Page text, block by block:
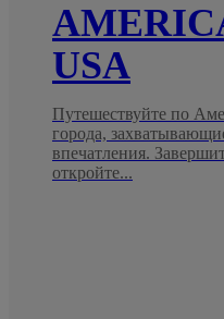
USA
Путешествуйте по
города,
впечатления.
откройте...